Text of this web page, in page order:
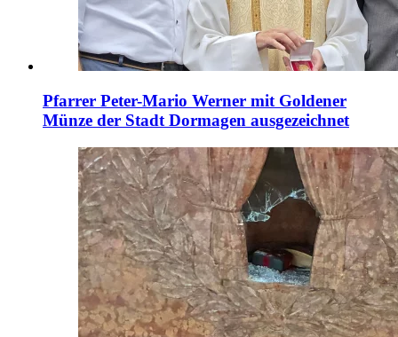
Pfarrer Peter-Mario Werner mit Goldener
Münze der Stadt Dormagen ausgezeichnet